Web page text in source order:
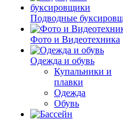
Подводные
Фото и Видеотехника
Одежда и обувь
Купальники и
плавки
Одежда
Обувь